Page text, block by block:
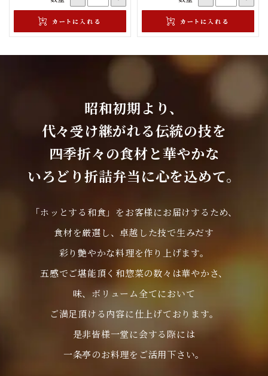
昭和初期より、
代々受け継がれる伝統の技を
四季折々の食材と華やかな
いろどり折詰弁当に心を込めて。
「ホッとする和食」をお客様にお届けするため、
食材を厳選し、卓越した技で生みだす
彩り艶やかな料理を作り上げます。
五感でご堪能頂く和惣菜の数々は華やかさ、
味、ボリューム全てにおいて
ご満足頂ける内容に仕上げております。
是非皆様一堂に会する際には
一条亭のお料理をご活用下さい。